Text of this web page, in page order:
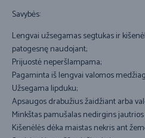
Savybės:
Lengvai užsegamas segtukas ir
patogesnę naudojant;
Prijuostė neperšlampama;
Pagaminta iš lengvai valomos
Užsegama lipduku;
Apsaugos drabužius žaidžiant arba
Minkštas pamušalas nedirgins
Kišenėlės dėka maistas nekris ant